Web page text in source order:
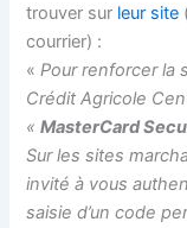
trouver sur leur site
courrier) :
«Pour renforcer la
Crédit Agricole
«MasterCard
Sur les sites
invité à vous
saisie d’un code